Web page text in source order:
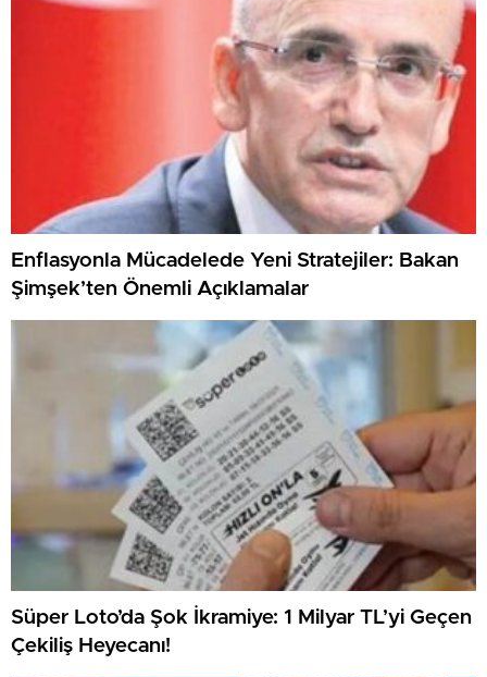
Enflasyonla Mücadelede Yeni Stratejiler: Bakan
Şimşek’ten Önemli Açıklamalar
Süper Loto’da Şok İkramiye: 1 Milyar TL’yi Geçen
Çekiliş Heyecanı!